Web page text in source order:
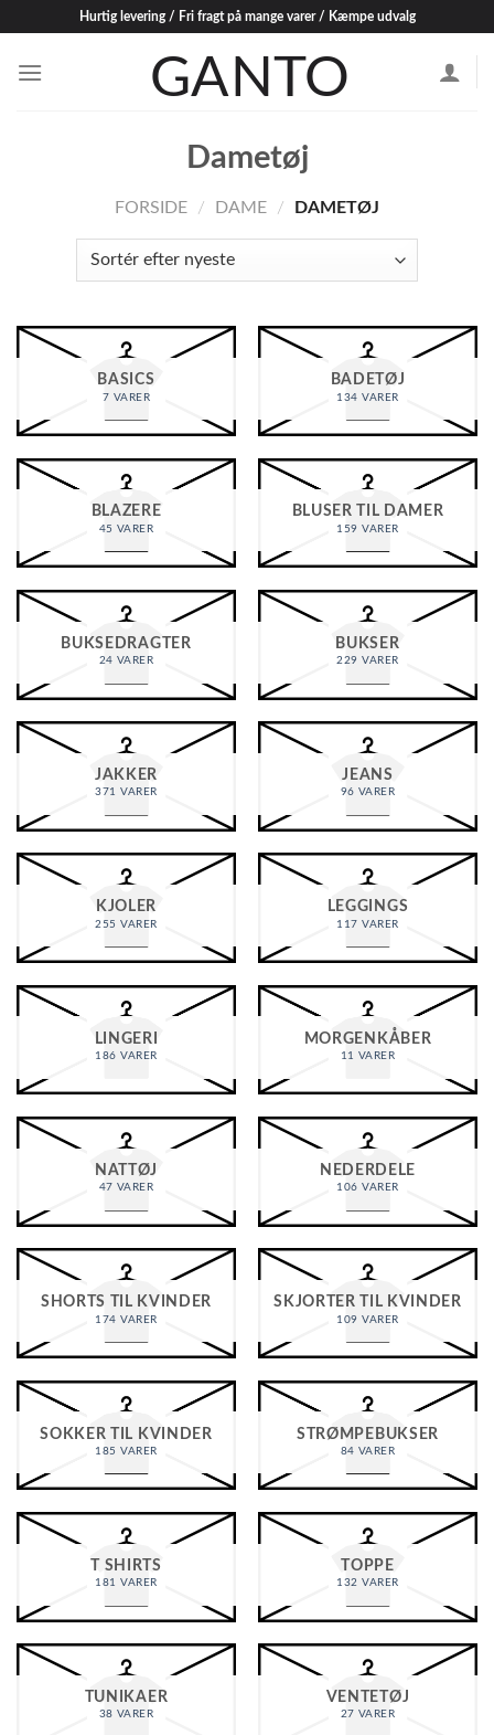
content
Hurtig levering / Fri fragt på mange varer / Kæmpe udvalg
Dametøj
FORSIDE / DAME / DAMETØJ
BASICS
7 VARER
BADETØJ
134 VARER
BLAZERE
45 VARER
BLUSER TIL DAMER
159 VARER
BUKSEDRAGTER
24 VARER
BUKSER
229 VARER
JAKKER
371 VARER
JEANS
96 VARER
KJOLER
255 VARER
LEGGINGS
117 VARER
LINGERI
186 VARER
MORGENKÅBER
11 VARER
NATTØJ
47 VARER
NEDERDELE
106 VARER
SHORTS TIL KVINDER
174 VARER
SKJORTER TIL KVINDER
109 VARER
SOKKER TIL KVINDER
185 VARER
STRØMPEBUKSER
84 VARER
T SHIRTS
181 VARER
TOPPE
132 VARER
TUNIKAER
38 VARER
VENTETØJ
27 VARER